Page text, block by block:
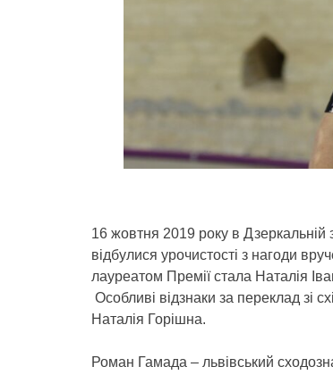
16 жовтня 2019 року в Дзеркальній
відбулися урочистості з нагоди
лауреатом Премії стала Наталія
Особливі відзнаки за переклад зі
Наталія Горішна.
Роман Гамада – львівський